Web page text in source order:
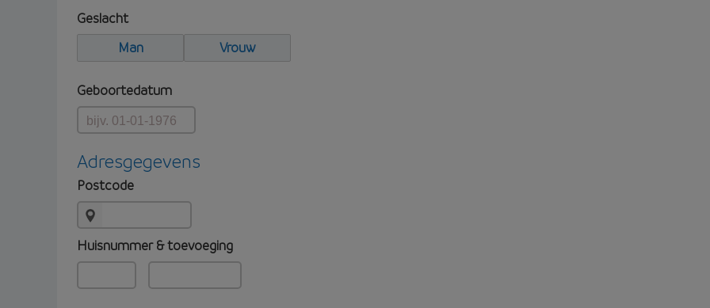
Geslacht
Man
Vrouw
Geboortedatum
Adresgegevens
Postcode
Huisnummer & toevoeging